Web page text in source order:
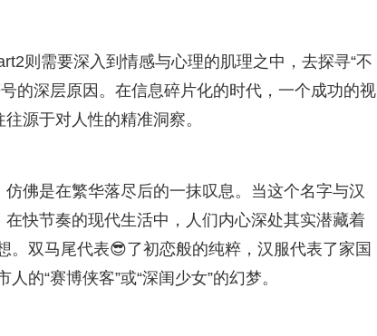
则需要深入到情感与心理的肌理之中，去探寻“不
的深层原因。在信息碎片化的时代，一个成功的视
源于对人性的精准洞察。
佛是在繁华落尽后的一抹叹息。当这个名字与汉
快节奏的现代生活中，人们内心深处其实潜藏着
双马尾代表😎了初恋般的纯粹，汉服代表了家国
的“赛博侠客”或“深闺少女”的幻梦。